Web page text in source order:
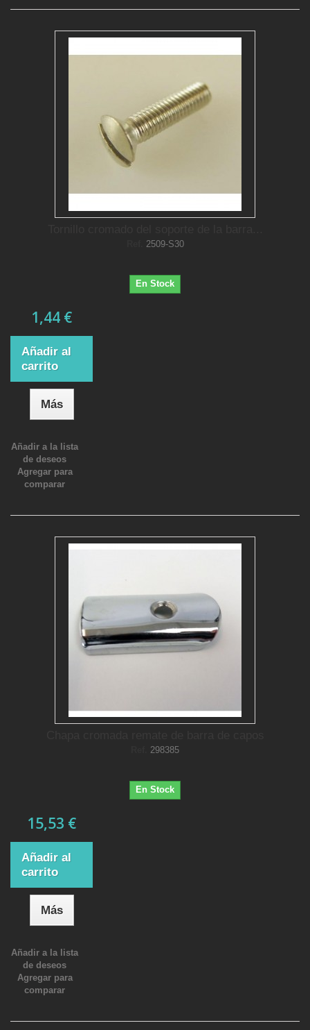
2509-S30
En Stock
1,44 €
Añadir al
carrito
Más
Añadir a la lista
de deseos
Agregar para
comparar
298385
En Stock
15,53 €
Añadir al
carrito
Más
Añadir a la lista
de deseos
Agregar para
comparar